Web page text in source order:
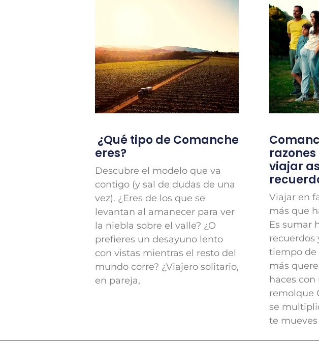
¿Qué tipo de Comanche
eres?
Descubre el modelo que va
contigo (y sal de dudas de una
vez). ¿Eres de los que se
levantan al amanecer para ver
la niebla sobre el valle? ¿O
prefieres un desayuno lento
con vistas mientras el resto del
mundo corre? ¿Viajero solitario,
en pareja,
viajar
Viajar en
más que
Es sumar
recuerdos
tiempo de
más
haces
remolque
se
te